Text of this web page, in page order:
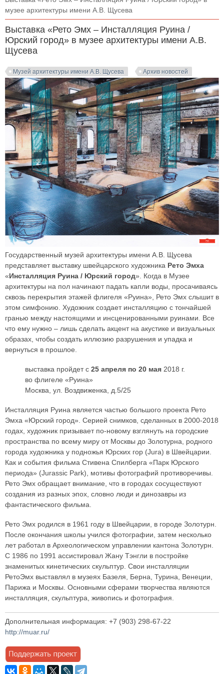
музее архитектуры имени А.В. Щусева
Выставка «Рето Эмх – Инсталляция Руина /
Юрский город» в музее архитектуры имени А.В.
Щусева
Музей архитектуры имени А.В. Щусева Архив новостей
Государственный музей архитектуры имени А.В. Щусева
представляет выставку швейцарского художника Рето Эмха
«Инсталляция Руина / Юрский город». Когда в Музее
архитектуры на пол начинают падать капли воды, просачиваясь
сквозь перекрытия этажей флигеля «Руина», Рето Эмх слышит в
этом симфонию. Художник создает инсталляцию с тончайшей
гранью между настоящими и инсценированными руинами. Все
что ему нужно – лишь сделать акцент на акустике и визуальных
образах, чтобы создать иллюзию разрушения и упадка и
вернуться в прошлое.
выставка пройдет с 25 апреля по 20 мая 2018 г.
во флигеле «Руина»
Москва, ул. Воздвиженка, д.5/25
Инсталляция Руина является частью большого проекта Рето
Эмха «Юрский город». Серией снимков, сделанных в 2000-2018
годах, художник призывает по-новому взглянуть на городские
пространства по всему миру от Москвы до Золотурна, родного
города художника у подножья Юрских гор (Jura) в Швейцарии.
Как и события фильма Стивена Спилберга «Парк Юрского
периода» (Jurassic Park), мотивы фотографий противоречивы.
Рето Эмх обращает внимание, что в городах сосуществуют
создания из разных эпох, словно люди и динозавры из
фантастического фильма.
Рето Эмх родился в 1961 году в Швейцарии, в городе Золотурн.
После окончания школы учился фотографии, затем несколько
лет работал в Археологическом управлении кантона Золотурн.
С 1986 по 1991 ассистировал Жану Тэнгли в постройке
знаменитых кинетических скульптур. Свои инсталляции
РетоЭмх выставлял в музеях Базеля, Берна, Турина, Венеции,
Парижа и Москвы. Основными сферами творчества являются
инсталляция, скульптура, живопись и фотография.
Дополнительная информация: +7 (903) 298-67-22
http://muar.ru/